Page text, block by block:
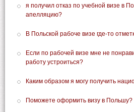
я получил отказ по учебной визе в
апелляцию?
В Польской рабоче визе где-то
Если по рабочей визе мне не
работу устроиться?
Каким образом я могу получить
Поможете оформить визу в Польшу?